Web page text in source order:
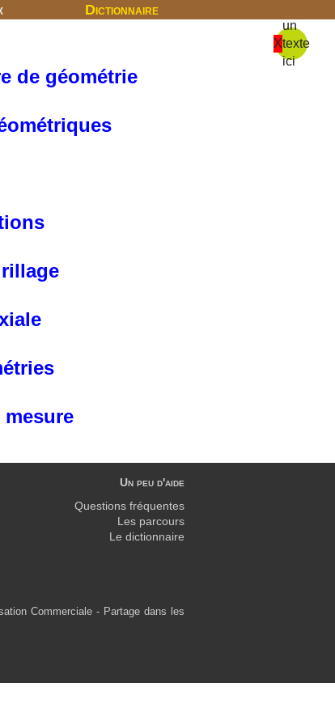
Dictionnaire
X
un
texte
ici
de géométrie
Un peu d'aide
Questions fréquentes
Les parcours
Le dictionnaire
Commerciale - Partage dans les